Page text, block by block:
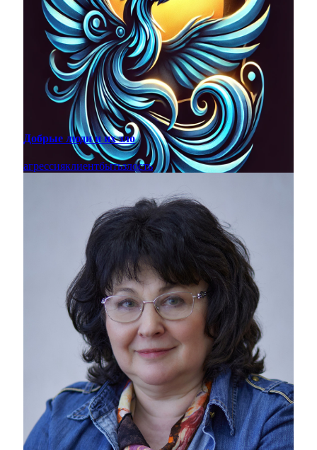
Добрые люди и их зло
агрессияклиентбытьзлость